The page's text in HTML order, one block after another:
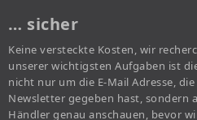
… sicher
Keine versteckte Kosten, wir
unserer wichtigsten Aufgaben ist
nicht nur um die E-Mail Adresse,
Newsletter gegeben hast, sondern
Händler genau anschauen, bevor